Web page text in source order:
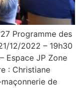
Programme des
12/2022 – 19h30
Espace JP Zone
: Christiane
de